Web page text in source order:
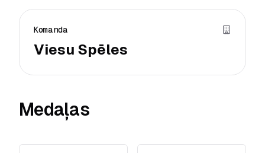
Komanda
Viesu Spēles
Medaļas